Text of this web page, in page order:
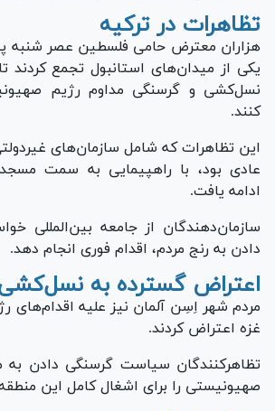
تظاهرات در ترکیه
هزاران معترض حامی فلسطین عصر شنبه
یکی از میدان‌های استانبول تجمع کردند
نسل‌کشی و گرسنگی مداوم رژیم
کنند.
این تظاهرات که شامل سازمان‌های
عادی بود، با راهپیمایی به سمت مسجد
ادامه یافت.
سازمان‌دهندگان از جامعه بین‌المللی
دادن به رنج مردم، اقدام فوری انجام دهد.
اعتراض گسترده به نسل‌کشی
مردم شهر اِسِن آلمان نیز علیه اقدام‌های
غزه اعتراض کردند.
تظاهرکنندگان سیاست گرسنگی دادن به
صهیونیستی را برای اشغال کامل این